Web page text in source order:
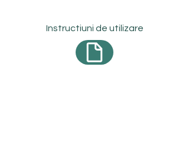
Instructiuni de utilizare